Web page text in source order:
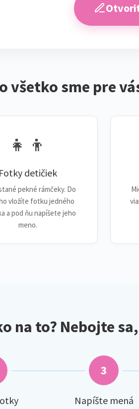
všetko sme pre
👧👦
Fotky detičiek
pekné rámčeky. Do
vložíte fotku jedného
a pod ňu napíšete jeho
meno.
na to? Nebojte
3
Napíšte mená